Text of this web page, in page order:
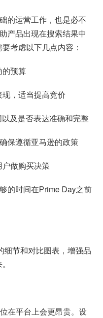
的运营工作，也是必不
产品出现在搜索结果中
考虑以下几点内容：
的预算
，适当提高竞价
及是否表达准确和完整
保遵循亚马逊的政策
做购买决策
的时间在Prime Day之前
细节和对比图表，增强品
在平台上会更昂贵。设